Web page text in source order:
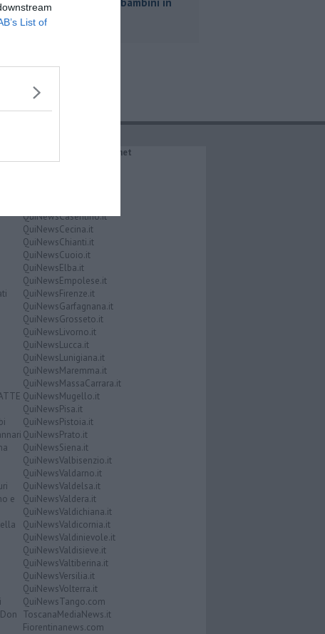
List of
e
IL NETWORK QuiNews.net
QuiNewsAbetone.it
QuiNewsCasentino.it
QuiNewsCecina.it
QuiNewsChianti.it
QuiNewsCuoio.it
QuiNewsElba.it
QuiNewsEmpolese.it
QuiNewsFirenze.it
QuiNewsGarfagnana.it
QuiNewsGrosseto.it
QuiNewsLivorno.it
QuiNewsLucca.it
QuiNewsLunigiana.it
QuiNewsMaremma.it
QuiNewsMassaCarrara.it
QuiNewsMugello.it
QuiNewsPisa.it
QuiNewsPistoia.it
QuiNewsPrato.it
QuiNewsSiena.it
QuiNewsValbisenzio.it
QuiNewsValdarno.it
QuiNewsValdelsa.it
QuiNewsValdera.it
QuiNewsValdichiana.it
QuiNewsValdicornia.it
QuiNewsValdinievole.it
QuiNewsValdisieve.it
QuiNewsValtiberina.it
QuiNewsVersilia.it
QuiNewsVolterra.it
QuiNewsTango.com
ToscanaMediaNews.it
Fiorentinanews.com